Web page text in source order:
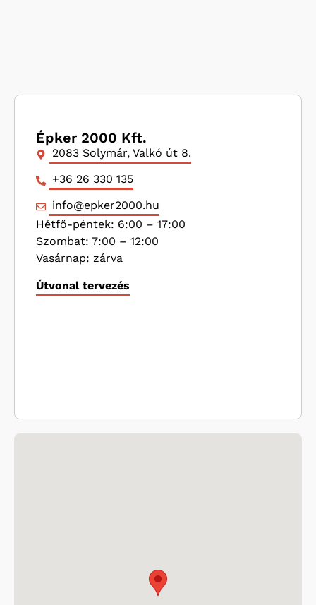
Épker 2000 Kft.
2083 Solymár, Valkó út 8.
+36 26 330 135
info@epker2000.hu
Hétfő-péntek: 6:00 – 17:00
Szombat: 7:00 – 12:00
Vasárnap: zárva
Útvonal tervezés